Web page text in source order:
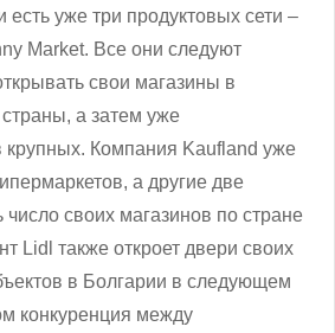
есть уже три продуктовых сети –
Market. Все они следуют
свои магазины в
а затем уже
крупных. Компания Kaufland уже
а другие две
число своих магазинов по стране
Lidl также откроет двери своих
в Болгарии в следующем
конкуренция между